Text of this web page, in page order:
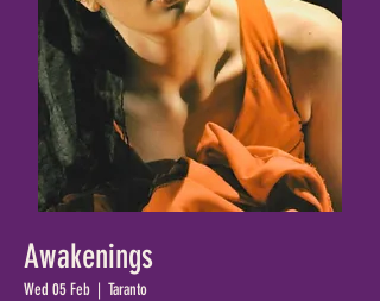
Awakenings
Wed 05 Feb
  |
Taranto